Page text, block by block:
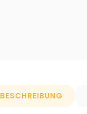
BESCHREIBUNG